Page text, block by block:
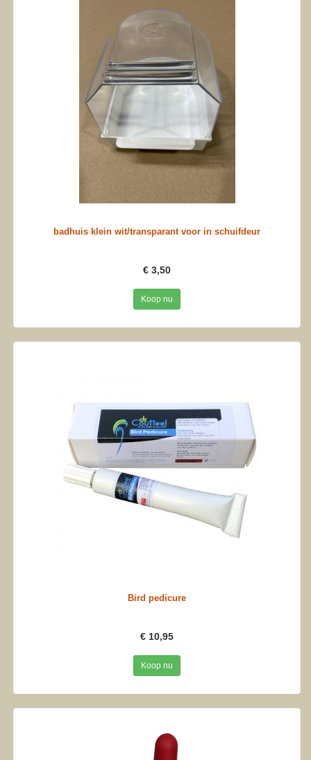
badhuis klein wit/transparant voor in schuifdeur
€ 3,50
Koop nu
Bird pedicure
€ 10,95
Koop nu